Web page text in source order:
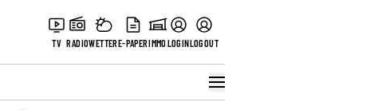
TV RADIOWETTERE-PAPERIMMOLOGINLOGOUT